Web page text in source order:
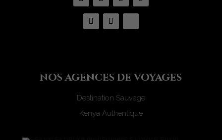
nos agences de voyages
Destination Sauvage
Kenya Authentique